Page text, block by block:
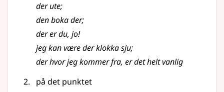
derute;
den bokader;
derer du, jo!
jeg kan værederklokka sju;
derhvor jeg kommer fra, er det helt vanlig
på det punktet